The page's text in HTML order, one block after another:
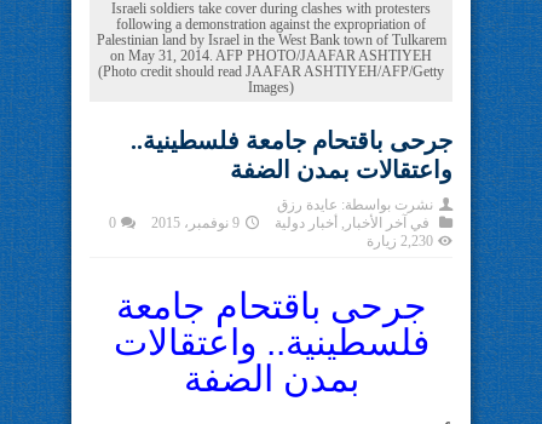
Israeli soldiers take cover during clashes with protesters
following a demonstration against the expropriation of
Palestinian land by Israel in the West Bank town of Tulkarem
on May 31, 2014. AFP PHOTO/JAAFAR ASHTIYEH
(Photo credit should read JAAFAR ASHTIYEH/AFP/Getty
Images)
جرحى باقتحام جامعة فلسطينية..
واعتقالات بمدن الضفة
نشرت بواسطة: عايدة رزق
في آخر الأخبار , أخبار دولية 9 نوفمبر، 2015
0
2,230 زيارة
جرحى باقتحام جامعة
فلسطينية.. واعتقالات
بمدن الضفة